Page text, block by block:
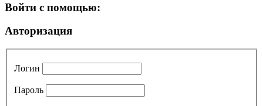
Войти с помощью:
Авторизация
Логин
Пароль